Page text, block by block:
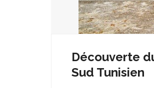
Découverte
Sud Tunisien